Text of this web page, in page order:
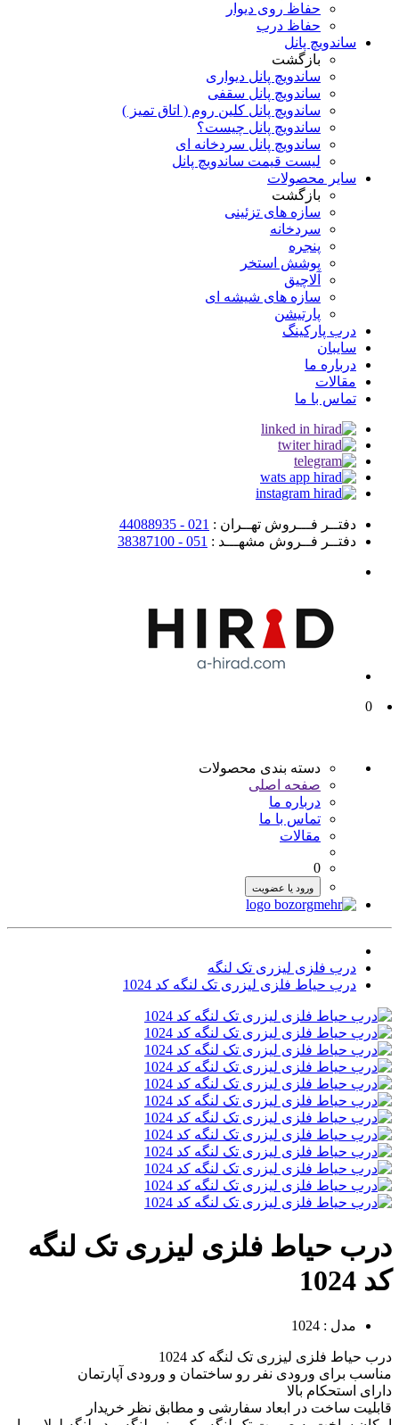
حفاظ روی دیوار
حفاظ درب
ساندویچ پانل
بازگشت
ساندویچ پانل دیواری
ساندویچ پانل سقفی
ساندویچ پانل کلین روم ( اتاق تمیز )
ساندویچ پانل چیست؟
ساندویچ پانل سردخانه ای
لیست قیمت ساندویچ پانل
سایر محصولات
بازگشت
سازه های تزئینی
سردخانه
پنجره
پوشش استخر
آلاچیق
سازه های شیشه ای
پارتیشن
درب پارکینگ
سایبان
درباره ما
مقالات
تماس با ما
دفتــر فـــروش تهــران : 021 - 44088935
دفتــر فــروش مشهـــد : 051 - 38387100
0
دسته بندی محصولات
صفحه اصلی
درباره ما
تماس با ما
مقالات
0
ورود یا عضویت
درب فلزی لیزری تک لنگه
درب حیاط فلزی لیزری تک لنگه کد 1024
درب حیاط فلزی لیزری تک لنگه
کد 1024
مدل : 1024
درب حیاط فلزی لیزری تک لنگه کد 1024
مناسب برای ورودی نفر رو ساختمان و ورودی آپارتمان
دارای استحکام بالا
قابلیت ساخت در ابعاد سفارشی و مطابق نظر خریدار